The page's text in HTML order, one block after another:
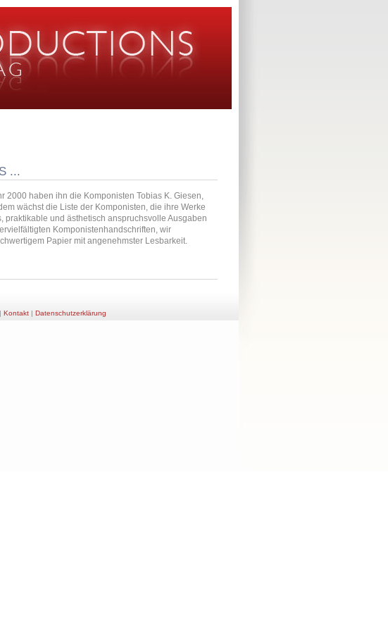
...
2000 haben ihn die Komponisten Tobias K. Giesen,
wächst die Liste der Komponisten, die ihre Werke
praktikable und ästhetisch anspruchsvolle Ausgaben
Komponistenhandschriften, wir
Papier mit angenehmster Lesbarkeit.
Kontakt| Datenschutzerklärung